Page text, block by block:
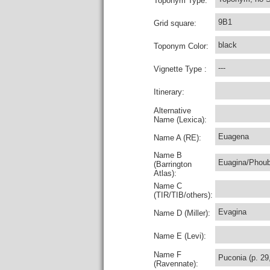
Grid square: 9B1
Toponym Color: black
Vignette Type : ---
Itinerary:
Alternative
Name (Lexica):
Name A (RE):
Euagena
Name B
(Barrington
Atlas):
Euagina/
Name C
(TIR/TIB/others):
Name D (Miller):
Evagina
Name E (Levi):
Name F
(Ravennate):
Puconia (p.